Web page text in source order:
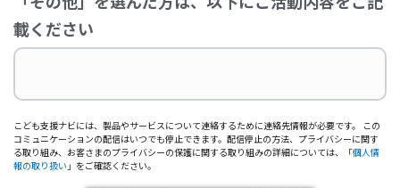
載ください
こども支援ナビには、製品やサービスについて連絡するために連絡先情報が必要です。 この
コミュニケーションの配信はいつでも停止できます。配信停止の方法、プライバシーに関す
る取り組み、お客さまのプライバシーの保護に関する取り組みの詳細については、「個人情
報の取り扱い 」をご確認ください。